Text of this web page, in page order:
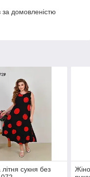
домовленістю
сукня без